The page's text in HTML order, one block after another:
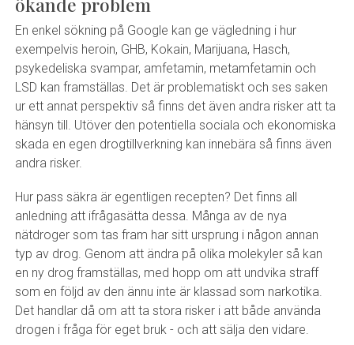
En enkel sökning på Google kan ge vägledning i hur
exempelvis heroin, GHB, Kokain, Marijuana, Hasch,
psykedeliska svampar, amfetamin, metamfetamin och
LSD kan framställas. Det är problematiskt och ses saken
ur ett annat perspektiv så finns det även andra risker att ta
hänsyn till. Utöver den potentiella sociala och ekonomiska
skada en egen drogtillverkning kan innebära så finns även
andra risker.
Hur pass säkra är egentligen recepten? Det finns all
anledning att ifrågasätta dessa. Många av de nya
nätdroger som tas fram har sitt ursprung i någon annan
typ av drog. Genom att ändra på olika molekyler så kan
en ny drog framställas, med hopp om att undvika straff
som en följd av den ännu inte är klassad som narkotika.
Det handlar då om att ta stora risker i att både använda
drogen i fråga för eget bruk - och att sälja den vidare.